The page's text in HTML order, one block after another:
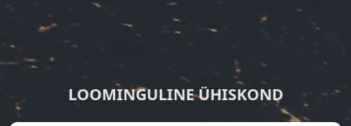
LOOMINGULINE ÜHISKOND